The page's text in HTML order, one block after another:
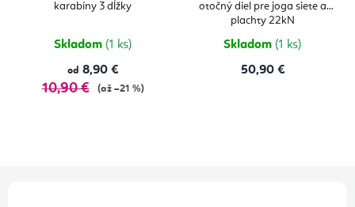
karabíny 3 dĺžky
Skladom (1 ks)
od 8,90 €
10,90 € (až –21 %)
otočný diel pre joga siete a
plachty 22kN
Skladom (1 ks)
50,90 €